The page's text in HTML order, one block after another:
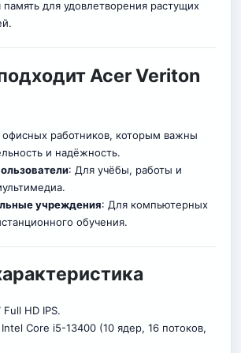
память для удовлетворения растущих
Acer Veriton
работников, которым важны
и надёжность.
: Для учёбы, работы и
учреждения: Для компьютерных
обучения.
Full HD IPS.
Core i5-13400 (10 ядер, 16 потоков,